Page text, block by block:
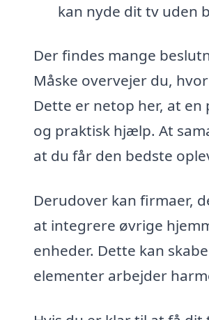
kan nyde dit tv uden
Der findes mange
Måske overvejer du,
Dette er netop her, at
og praktisk hjælp. At
at du får den bedste
Derudover kan firmaer,
at integrere øvrige
enheder. Dette kan
elementer arbejder